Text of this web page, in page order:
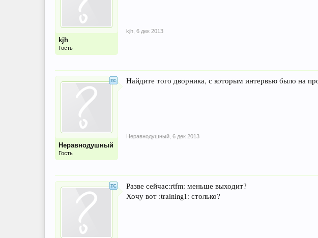
kjh
Гость
kjh 6 дек 2013
Неравнодушный
Гость
Найдите того дворника, с которым интервью было на
Неравнодушный 6 дек 2013
Разве сейчас:rtfm: меньше выходит?
Хочу вот :training1: столько?